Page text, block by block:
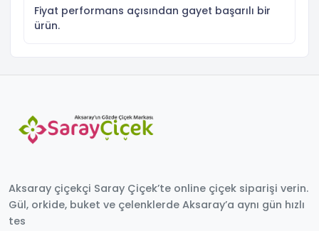
Fiyat performans açısından gayet başarılı bir
ürün.
Aksaray çiçekçi Saray Çiçek’te online çiçek siparişi verin.
Gül, orkide, buket ve çelenklerde Aksaray’a aynı gün hızlı
tes